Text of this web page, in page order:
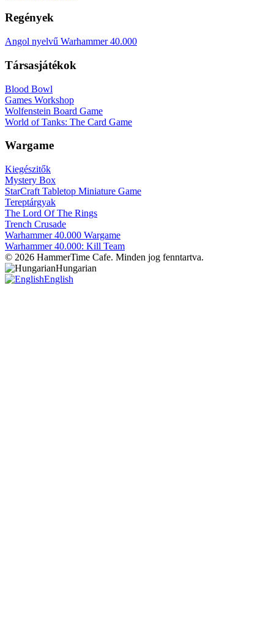
Regények
Angol nyelvű Warhammer 40.000
Társasjátékok
Blood Bowl
Games Workshop
Wolfenstein Board Game
World of Tanks: The Card Game
Wargame
Kiegészitők
Mystery Box
StarCraft Tabletop Miniature Game
Tereptárgyak
The Lord Of The Rings
Trench Crusade
Warhammer 40.000 Wargame
Warhammer 40.000: Kill Team
© 2026 HammerTime Cafe. Minden jog fenntartva.
Hungarian
English